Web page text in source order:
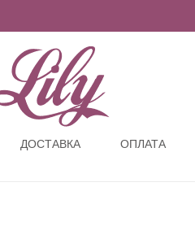
ДОСТАВКА ОПЛАТА